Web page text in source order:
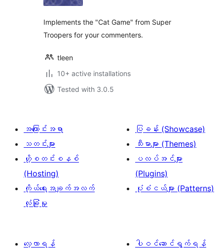
Implements the "Cat Game" from Super
Troopers for your commenters.
tleen
10+ active installations
Tested with 3.0.5
အကြောင်းအရာ
သတင်းများ
ဟို့စတင်းစနစ်
(Hosting)
ကိုယ်ရေးအချက်အလက်
လုံခြုံမှု
ပြခန်း (Showcase)
သီးမားများ (Themes)
ပလပ်အင်များ
(Plugins)
ပုံစံငယ်များ (Patterns)
လေ့လာရန်
ပါဝင်ဆောင်ရွက်ရန်